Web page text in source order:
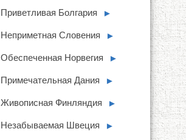
Приветливая Болгария ►
Неприметная Словения ►
Обеспеченная Норвегия ►
Примечательная Дания ►
Живописная Финляндия ►
Незабываемая Швеция ►